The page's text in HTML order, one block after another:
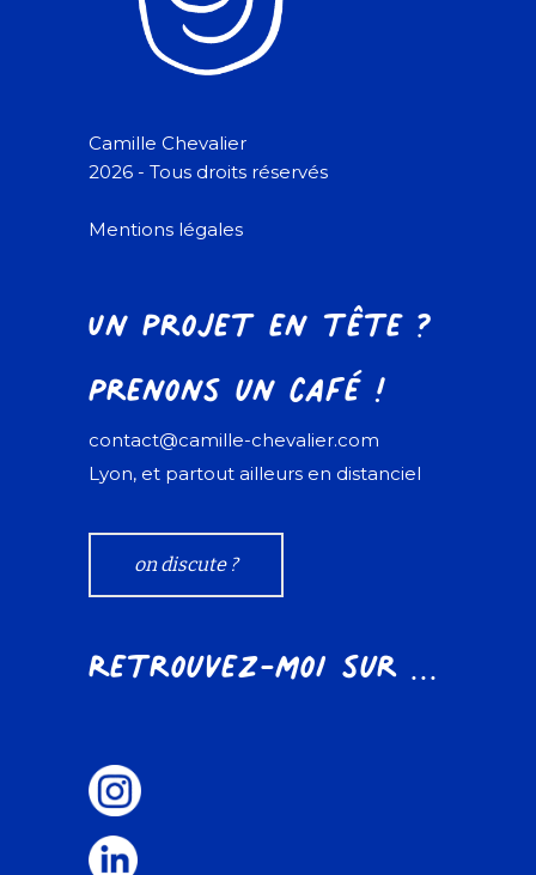
Camille Chevalier
2026 - Tous droits réservés
Mentions légales
Un projet en tête ?
Prenons un café !
contact@camille-chevalier.com
Lyon, et partout ailleurs en distanciel
on discute ?
Retrouvez-moi sur ...